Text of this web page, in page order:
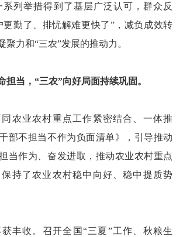
系列举措得到了基层广泛认可，群众反
更勤了、排忧解难更快了”，减负成效转
聚力和“三农”发展的推动力。
当，“三农”向好局面持续巩固。
业农村重点工作紧密结合、一体推
部不担当不作为负面清单》，引导推动
当作为、奋发进取，推动农业农村重点
持了农业农村稳中向好、稳中提质势
收。召开全国“三夏”工作、秋粮生